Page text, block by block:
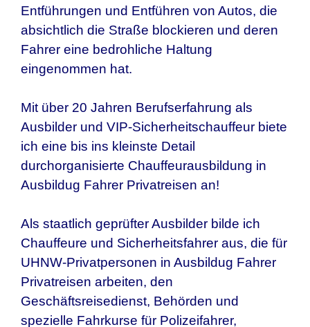
Entführungen und Entführen von Autos, die
absichtlich die Straße blockieren und deren
Fahrer eine bedrohliche Haltung
eingenommen hat.
Mit über 20 Jahren Berufserfahrung als
Ausbilder und VIP-Sicherheitschauffeur biete
ich eine bis ins kleinste Detail
durchorganisierte Chauffeurausbildung in
Ausbildug Fahrer Privatreisen an!
Als staatlich geprüfter Ausbilder bilde ich
Chauffeure und Sicherheitsfahrer aus, die für
UHNW-Privatpersonen in Ausbildug Fahrer
Privatreisen arbeiten, den
Geschäftsreisedienst, Behörden und
spezielle Fahrkurse für Polizeifahrer,